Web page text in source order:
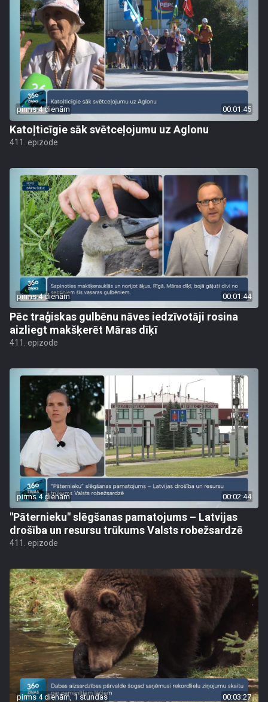
pirms 4 dienām 00:01:45
Katoļticīgie sāk svētceļojumu uz Aglonu
411. epizode
pirms 4 dienām 00:01:44
Pēc traģiskas gulbēnu nāves iedzīvotāji rosina
aizliegt makšķerēt Māras dīķī
411. epizode
pirms 4 dienām 00:02:44
"Pāternieku" slēgšanas pamatojums – Latvijas
drošība un resursu trūkums Valsts robežsardzē
411. epizode
pirms 4 dienām, 1 stundas 00:03:27